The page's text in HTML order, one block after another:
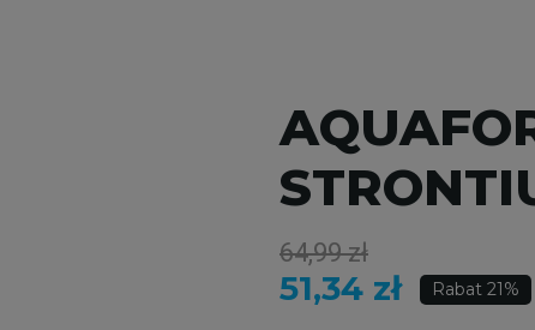
64,99 zł
51,34 zł Rabat 21%